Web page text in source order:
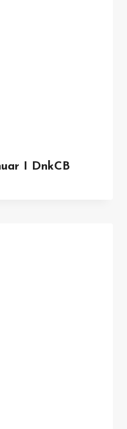
I DnkCB